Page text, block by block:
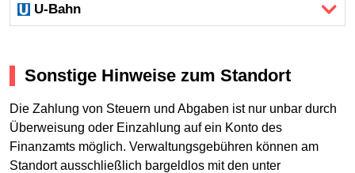
U-Bahn
Sonstige Hinweise zum Standort
Die Zahlung von Steuern und Abgaben ist nur unbar durch
Überweisung oder Einzahlung auf ein Konto des
Finanzamts möglich. Verwaltungsgebühren können am
Standort ausschließlich bargeldlos mit den unter